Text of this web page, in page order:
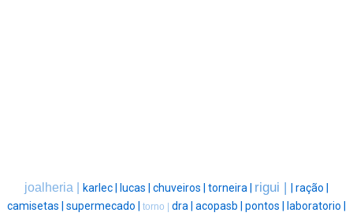
joalheria | karlec | lucas | chuveiros | torneira | rigui |
ração |
camisetas | supermecado | torno | dra | acopasb | pontos |
laboratorio |